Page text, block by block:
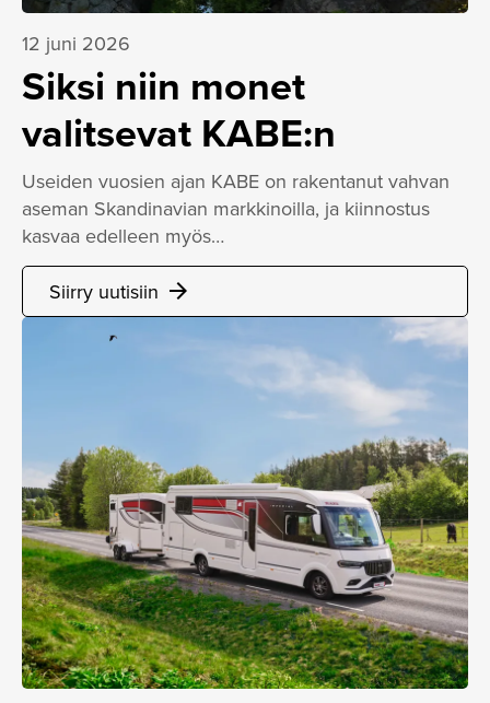
12 juni 2026
Siksi niin monet
valitsevat KABE:n
Useiden vuosien ajan KABE on rakentanut vahvan
aseman Skandinavian markkinoilla, ja kiinnostus
kasvaa edelleen myös…
Siirry uutisiin arrow_forward